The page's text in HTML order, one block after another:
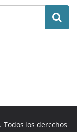
. Todos los derechos